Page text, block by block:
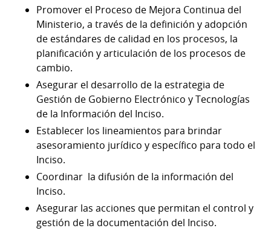
Promover el Proceso de Mejora Continua del
Ministerio, a través de la definición y adopción
de estándares de calidad en los procesos, la
planificación y articulación de los procesos de
cambio.
Asegurar el desarrollo de la estrategia de
Gestión de Gobierno Electrónico y Tecnologías
de la Información del Inciso.
Establecer los lineamientos para brindar
asesoramiento jurídico y específico para todo el
Inciso.
Coordinar la difusión de la información del
Inciso.
Asegurar las acciones que permitan el control y
gestión de la documentación del Inciso.